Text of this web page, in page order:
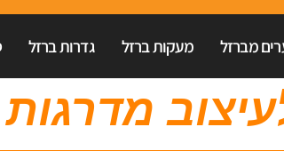
מברזל מעקות ברזל גדרות ברזל